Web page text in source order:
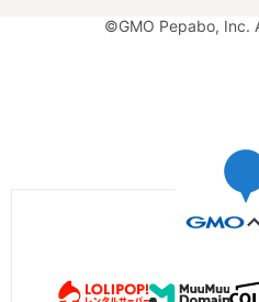
©GMO Pepabo, Inc.